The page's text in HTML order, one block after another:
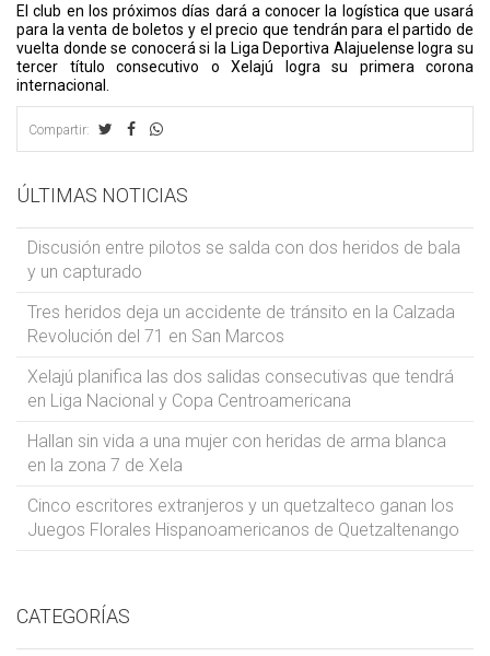
El club en los próximos días dará a conocer la logística que usará
para la venta de boletos y el precio que tendrán para el partido de
vuelta donde se conocerá si la Liga Deportiva Alajuelense logra su
tercer título consecutivo o Xelajú logra su primera corona
internacional.
Compartir:
ÚLTIMAS NOTICIAS
Discusión entre pilotos se salda con dos heridos de bala
y un capturado
Tres heridos deja un accidente de tránsito en la Calzada
Revolución del 71 en San Marcos
Xelajú planifica las dos salidas consecutivas que tendrá
en Liga Nacional y Copa Centroamericana
Hallan sin vida a una mujer con heridas de arma blanca
en la zona 7 de Xela
Cinco escritores extranjeros y un quetzalteco ganan los
Juegos Florales Hispanoamericanos de Quetzaltenango
CATEGORÍAS